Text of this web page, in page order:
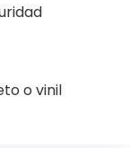
o vinil